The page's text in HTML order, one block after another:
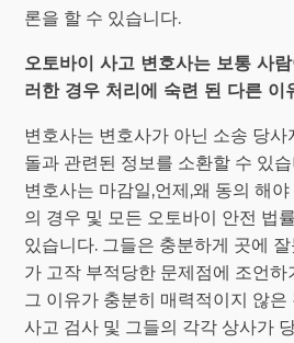
론을 할 수 있습니다.
오토바이 사고 변호사는 보통 사
러한 경우 처리에 숙련 된 다른 이
변호사는 변호사가 아닌 소송 당
돌과 관련된 정보를 소환할 수 있
변호사는 마감일,언제,왜 동의 해
의 경우 및 모든 오토바이 안전 법
있습니다. 그들은 충분하게 곳에
가 고작 부적당한 문제점에 조언하
그 이유가 충분히 매력적이지 않
사고 검사 및 그들의 각각 상사가